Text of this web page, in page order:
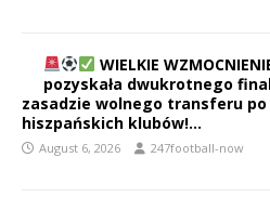
WIELKIE
pozyskała dwukrotnego
zasadzie wolnego transferu
hiszpańskich klubów!…
August 6, 2026 247football-now